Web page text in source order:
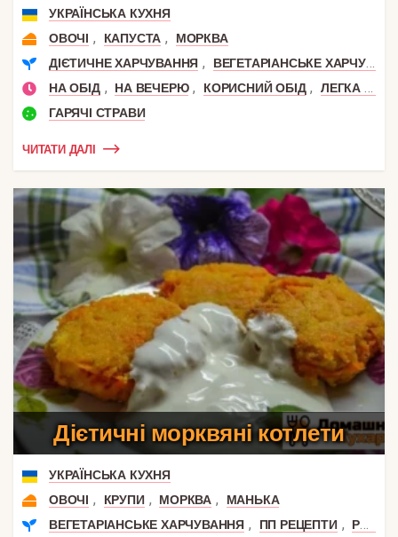
УКРАЇНСЬКА КУХНЯ
ОВОЧІ , КАПУСТА ,
МОРКВА
ДІЄТИЧНЕ ХАРЧУВАННЯ ,
ВЕГЕТАРІАНСЬКЕ ХАРЧУВАННЯ
НА ОБІД , НА ВЕЧЕРЮ , КОРИСНИЙ ОБІД ,
ЛЕГКА ВЕЧЕРЯ
ГАРЯЧІ СТРАВИ
ЧИТАТИ ДАЛІ
Дієтичні морквяні котлети
УКРАЇНСЬКА КУХНЯ
ОВОЧІ , КРУПИ , МОРКВА ,
МАНЬКА
ВЕГЕТАРІАНСЬКЕ ХАРЧУВАННЯ , ПП РЕЦЕПТИ ,
РЕЦЕПТИ БЕЗ ШКОДИ